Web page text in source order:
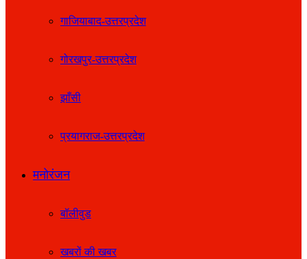
गाजियाबाद-उत्तरप्रदेश
गोरखपुर-उत्तरप्रदेश
झाँसी
प्रयागराज-उत्तरप्रदेश
मनोरंजन
बॉलीवुड
खबरों की खबर